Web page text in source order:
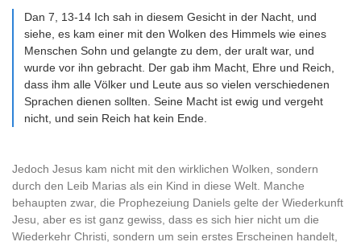
Dan 7, 13-14 Ich sah in diesem Gesicht in der Nacht, und
siehe, es kam einer mit den Wolken des Himmels wie eines
Menschen Sohn und gelangte zu dem, der uralt war, und
wurde vor ihn gebracht. Der gab ihm Macht, Ehre und Reich,
dass ihm alle Völker und Leute aus so vielen verschiedenen
Sprachen dienen sollten. Seine Macht ist ewig und vergeht
nicht, und sein Reich hat kein Ende.
Jedoch Jesus kam nicht mit den wirklichen Wolken, sondern
durch den Leib Marias als ein Kind in diese Welt. Manche
behaupten zwar, die Prophezeiung Daniels gelte der Wiederkunft
Jesu, aber es ist ganz gewiss, dass es sich hier nicht um die
Wiederkehr Christi, sondern um sein erstes Erscheinen handelt,